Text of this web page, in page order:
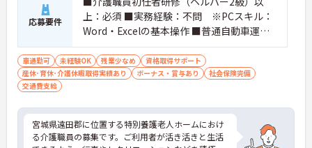
応募要件
上：必須 ■実務経験：不問 ※PCスキル：
Word・Excelの基本操作 ■普通自動車運転
免許（AT限定可）：必須
車通勤可 未経験OK 残業少なめ
資格取得サポート
産休･育休･介護休暇取得実績あり
ボーナス・賞与あり
社会保険完備
交通費支給
宮城県遠田郡に位置する特別養護老人ホームにおけ
る介護職員の募集です。ご利用者が活き活きと生活